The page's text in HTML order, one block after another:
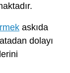
askıda
dolayı